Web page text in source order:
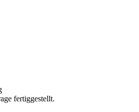
fertiggestellt.